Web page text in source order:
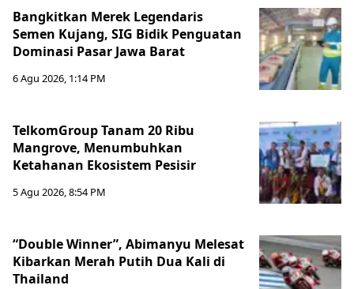
Bangkitkan Merek Legendaris
Semen Kujang, SIG Bidik Penguatan
Dominasi Pasar Jawa Barat
6 Agu 2026, 1:14 PM
TelkomGroup Tanam 20 Ribu
Mangrove, Menumbuhkan
Ketahanan Ekosistem Pesisir
5 Agu 2026, 8:54 PM
“Double Winner”, Abimanyu Melesat
Kibarkan Merah Putih Dua Kali di
Thailand